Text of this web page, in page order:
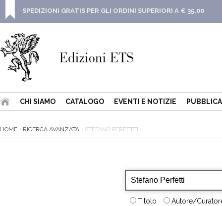
SPEDIZIONI GRATIS PER GLI ORDINI SUPERIORI A € 35,00
CHI SIAMO CATALOGO EVENTI E NOTIZIE
HOME RICERCA AVANZATA STEFANO PERFETTI
Titolo Autore/